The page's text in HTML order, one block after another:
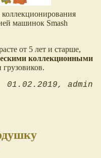
машинок Smash
от 5 лет и старше,
коллекционными
01.02.2019 admin